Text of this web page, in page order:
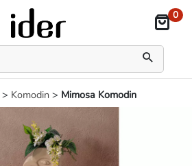
0
> Komodin > Mimosa Komodin